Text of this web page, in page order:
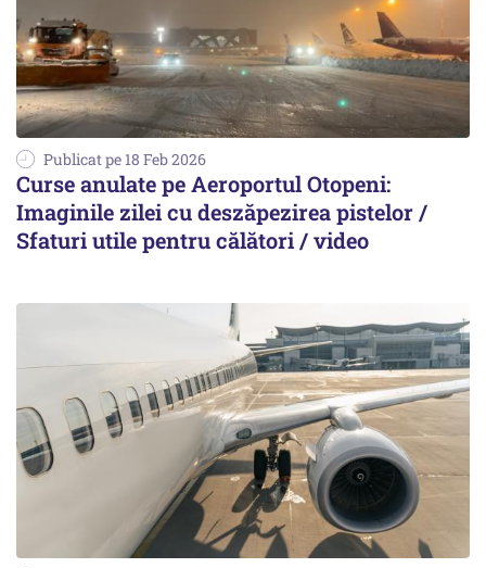
Publicat pe 18 Feb 2026
Curse anulate pe Aeroportul Otopeni:
Imaginile zilei cu deszăpezirea pistelor /
Sfaturi utile pentru călători / video